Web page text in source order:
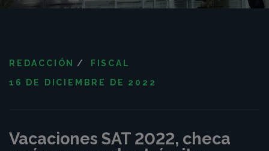
REDACCIÓN /
FISCAL
16 DE DICIEMBRE DE 2022
Vacaciones SAT 2022, checa